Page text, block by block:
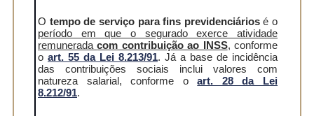
O tempo de serviço para fins previdenciáriosé o
período em que o segurado exerce atividade
remuneradacom contribuição ao INSS, conforme
o art. 55 da Lei 8.213/91. Já a base de incidência
das contribuições sociais inclui valores com
natureza salarial, conforme oart. 28 da Lei
8.212/91.